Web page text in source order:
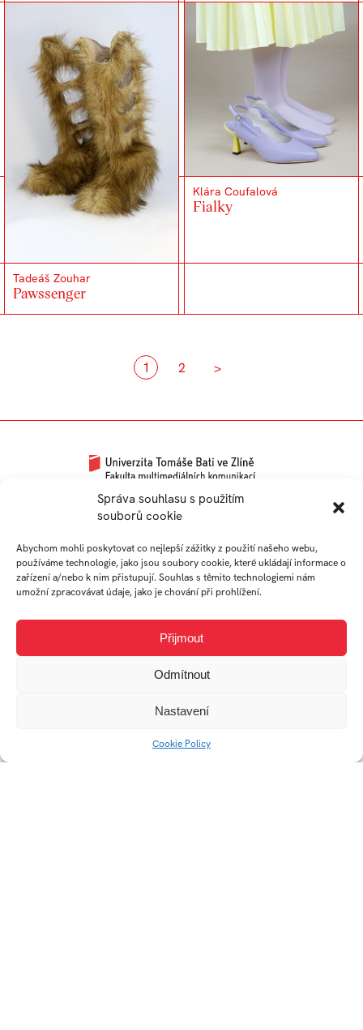
Správa souhlasu s použitím
souborů cookie
Abychom mohli poskytovat co nejlepší zážitky z použití našeho webu,
používáme technologie, jako jsou soubory cookie, které ukládají informace o
zařízení a/nebo k nim přistupují. Souhlas s těmito technologiemi nám
umožní zpracovávat údaje, jako je chování při prohlížení.
Přijmout
Odmítnout
Nastavení
Cookie Policy
Tadeáš Zouhar
Pawssenger
Klára Coufalová
Fialky
1 2 >
Univerzitní 2431
760 01 Zlín
info@fmk.utb.cz
FB
IN YTB LI